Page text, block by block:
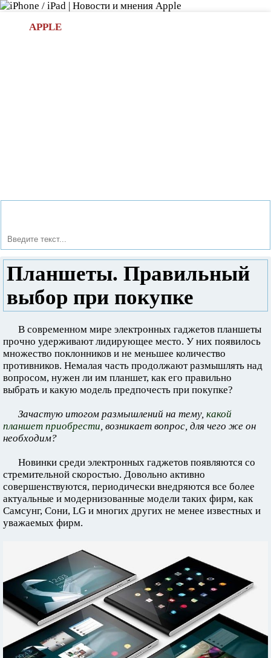
APPLE
Планшеты. Правильный
выбор при покупке
В современном мире электронных гаджетов планшеты
прочно удерживают лидирующее место. У них появилось
множество поклонников и не меньшее количество
противников. Немалая часть продолжают размышлять над
вопросом, нужен ли им планшет, как его правильно
выбрать и какую модель предпочесть при покупке?
Зачастую итогом размышлений на тему, какой
планшет приобрести, возникает вопрос, для чего же он
необходим?
Новинки среди электронных гаджетов появляются со
стремительной скоростью. Довольно активно
совершенствуются, периодически внедряются все более
актуальные и модернизованные модели таких фирм, как
Самсунг, Сони, LG и многих других не менее известных и
уважаемых фирм.